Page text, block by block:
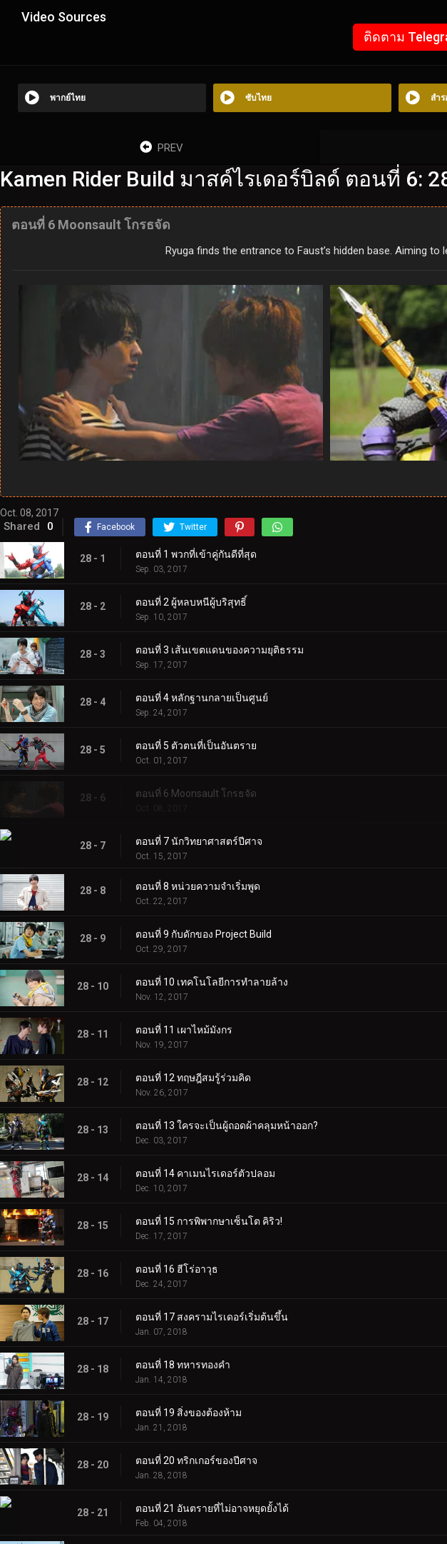
Video Sources
ติดตาม
พากย์ไทย ซับไทย สำ
PREV
Kamen Rider Build มาสค์ไรเดอร์บิลด์ ตอนที่ 6:
ตอนที่ 6 Moonsault โกรธจัด
Ryuga finds the entrance to Faust’s hidden base. Aiming to
Oct. 08, 2017
Shared 0 Facebook Twitter
28 - 1 ตอนที่ 1 พวกที่เข้าคู่กันดีที่สุด
Sep. 03, 2017
28 - 2 ตอนที่ 2 ผู้หลบหนีผู้บริสุทธิ์
Sep. 10, 2017
28 - 3 ตอนที่ 3 เส้นเขตแดนของความยุติธรรม
Sep. 17, 2017
28 - 4 ตอนที่ 4 หลักฐานกลายเป็นศูนย์
Sep. 24, 2017
28 - 5 ตอนที่ 5 ตัวตนที่เป็นอันตราย
Oct. 01, 2017
28 - 6 ตอนที่ 6 Moonsault โกรธจัด
Oct. 08, 2017
28 - 7 ตอนที่ 7 นักวิทยาศาสตร์ปีศาจ
Oct. 15, 2017
28 - 8 ตอนที่ 8 หน่วยความจำเริ่มพูด
Oct. 22, 2017
28 - 9 ตอนที่ 9 กับดักของ Project Build
Oct. 29, 2017
28 - 10 ตอนที่ 10 เทคโนโลยีการทำลายล้าง
Nov. 12, 2017
28 - 11 ตอนที่ 11 เผาไหม้มังกร
Nov. 19, 2017
28 - 12 ตอนที่ 12 ทฤษฎีสมรู้ร่วมคิด
Nov. 26, 2017
28 - 13 ตอนที่ 13 ใครจะเป็นผู้ถอดผ้าคลุมหน้าออก?
Dec. 03, 2017
28 - 14 ตอนที่ 14 คาเมนไรเดอร์ตัวปลอม
Dec. 10, 2017
28 - 15 ตอนที่ 15 การพิพากษาเซ็นโต คิริว!
Dec. 17, 2017
28 - 16 ตอนที่ 16 ฮีโร่อาวุธ
Dec. 24, 2017
28 - 17 ตอนที่ 17 สงครามไรเดอร์เริ่มต้นขึ้น
Jan. 07, 2018
28 - 18 ตอนที่ 18 ทหารทองคำ
Jan. 14, 2018
28 - 19 ตอนที่ 19 สิ่งของต้องห้าม
Jan. 21, 2018
28 - 20 ตอนที่ 20 ทริกเกอร์ของปีศาจ
Jan. 28, 2018
28 - 21 ตอนที่ 21 อันตรายที่ไม่อาจหยุดยั้งได้
Feb. 04, 2018